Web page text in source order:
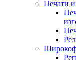
Печати